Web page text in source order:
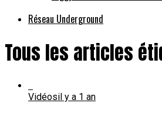
Réseau Underground
Tous les articles
Vidéosil y a 1 an